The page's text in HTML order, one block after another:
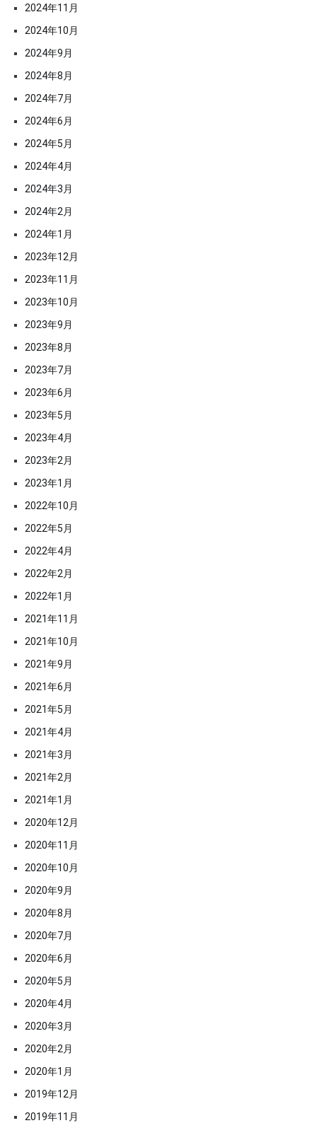
2024年11月
2024年10月
2024年9月
2024年8月
2024年7月
2024年6月
2024年5月
2024年4月
2024年3月
2024年2月
2024年1月
2023年12月
2023年11月
2023年10月
2023年9月
2023年8月
2023年7月
2023年6月
2023年5月
2023年4月
2023年2月
2023年1月
2022年10月
2022年5月
2022年4月
2022年2月
2022年1月
2021年11月
2021年10月
2021年9月
2021年6月
2021年5月
2021年4月
2021年3月
2021年2月
2021年1月
2020年12月
2020年11月
2020年10月
2020年9月
2020年8月
2020年7月
2020年6月
2020年5月
2020年4月
2020年3月
2020年2月
2020年1月
2019年12月
2019年11月